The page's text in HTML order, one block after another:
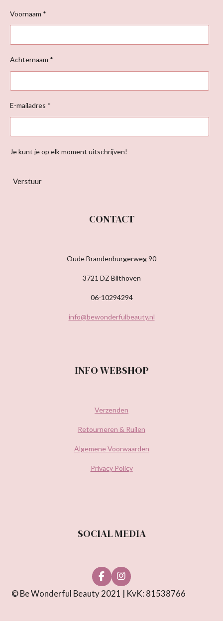
Voornaam *
Achternaam *
E-mailadres *
Je kunt je op elk moment uitschrijven!
Verstuur
CONTACT
Oude Brandenburgerweg 90
3721 DZ Bilthoven
06-10294294
info@bewonderfulbeauty.nl
INFO WEBSHOP
Verzenden
Retourneren & Ruilen
Algemene Voorwaarden
Privacy Policy
SOCIAL MEDIA
F
a
c
I
n
s
© Be Wonderful Beauty 2021 | KvK: 81538766